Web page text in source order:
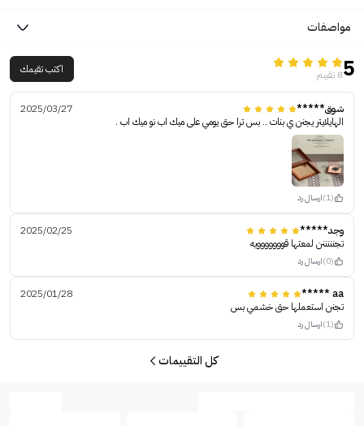
مواصفات
58 تقييم اكتب تقيمك
شوق*****
2025/03/27
الهايلايتر يجنن ي بنات .. بس ترا حق يومي على ميك اب نو ميك اب .
(1) ارسال رد
وجد*****
2025/02/25
تجنننننن لمعتها قووووووويه
(0) ارسال رد
aa *****
2025/01/28
تجنن استعملها حق خشمي بس
(1) ارسال رد
كل التقييمات